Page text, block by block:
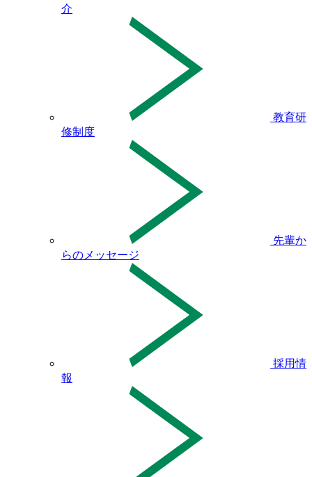
介
教育研
修制度
先輩か
らのメッセージ
採用情
報